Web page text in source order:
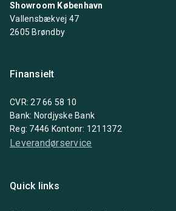
Showroom København
Vallensbækvej 47
2605 Brøndby
Finansielt
CVR: 27 66 58 10
Bank: Nordjyske Bank
Reg: 7446 Kontonr: 1211372
Leverandørservice
Quick links